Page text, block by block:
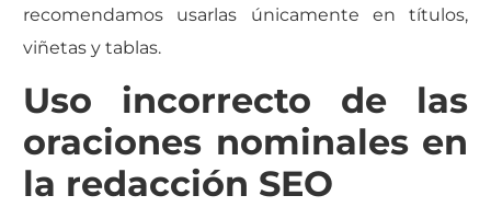
recomendamos usarlas únicamente en títulos,
viñetas y tablas.
Uso incorrecto de las
oraciones nominales en
la redacción SEO